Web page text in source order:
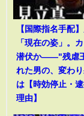
【国際指名手配
「現在の姿」。
潜伏か――"残虐
れた男の、変わ
は【時効停止・
理由】